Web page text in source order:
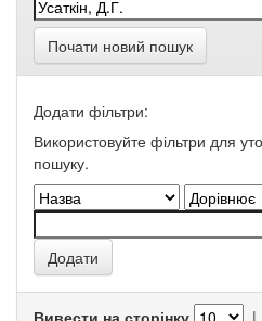
Почати новий пошук
Додати фільтри:
Використовуйте фільтри для
пошуку.
Вивести на сторінку |